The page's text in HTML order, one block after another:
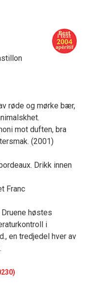
røde og mørke bær,
mot duften, bra
(2001)
Drikk innen
Franc
høstes
i
en tredjedel hver av